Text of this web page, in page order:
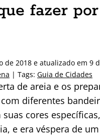
fazer
de 2018 e atualizado em 9
| Tags: Guia de Cidades
de areia e os
diferentes
cores
e era véspera de